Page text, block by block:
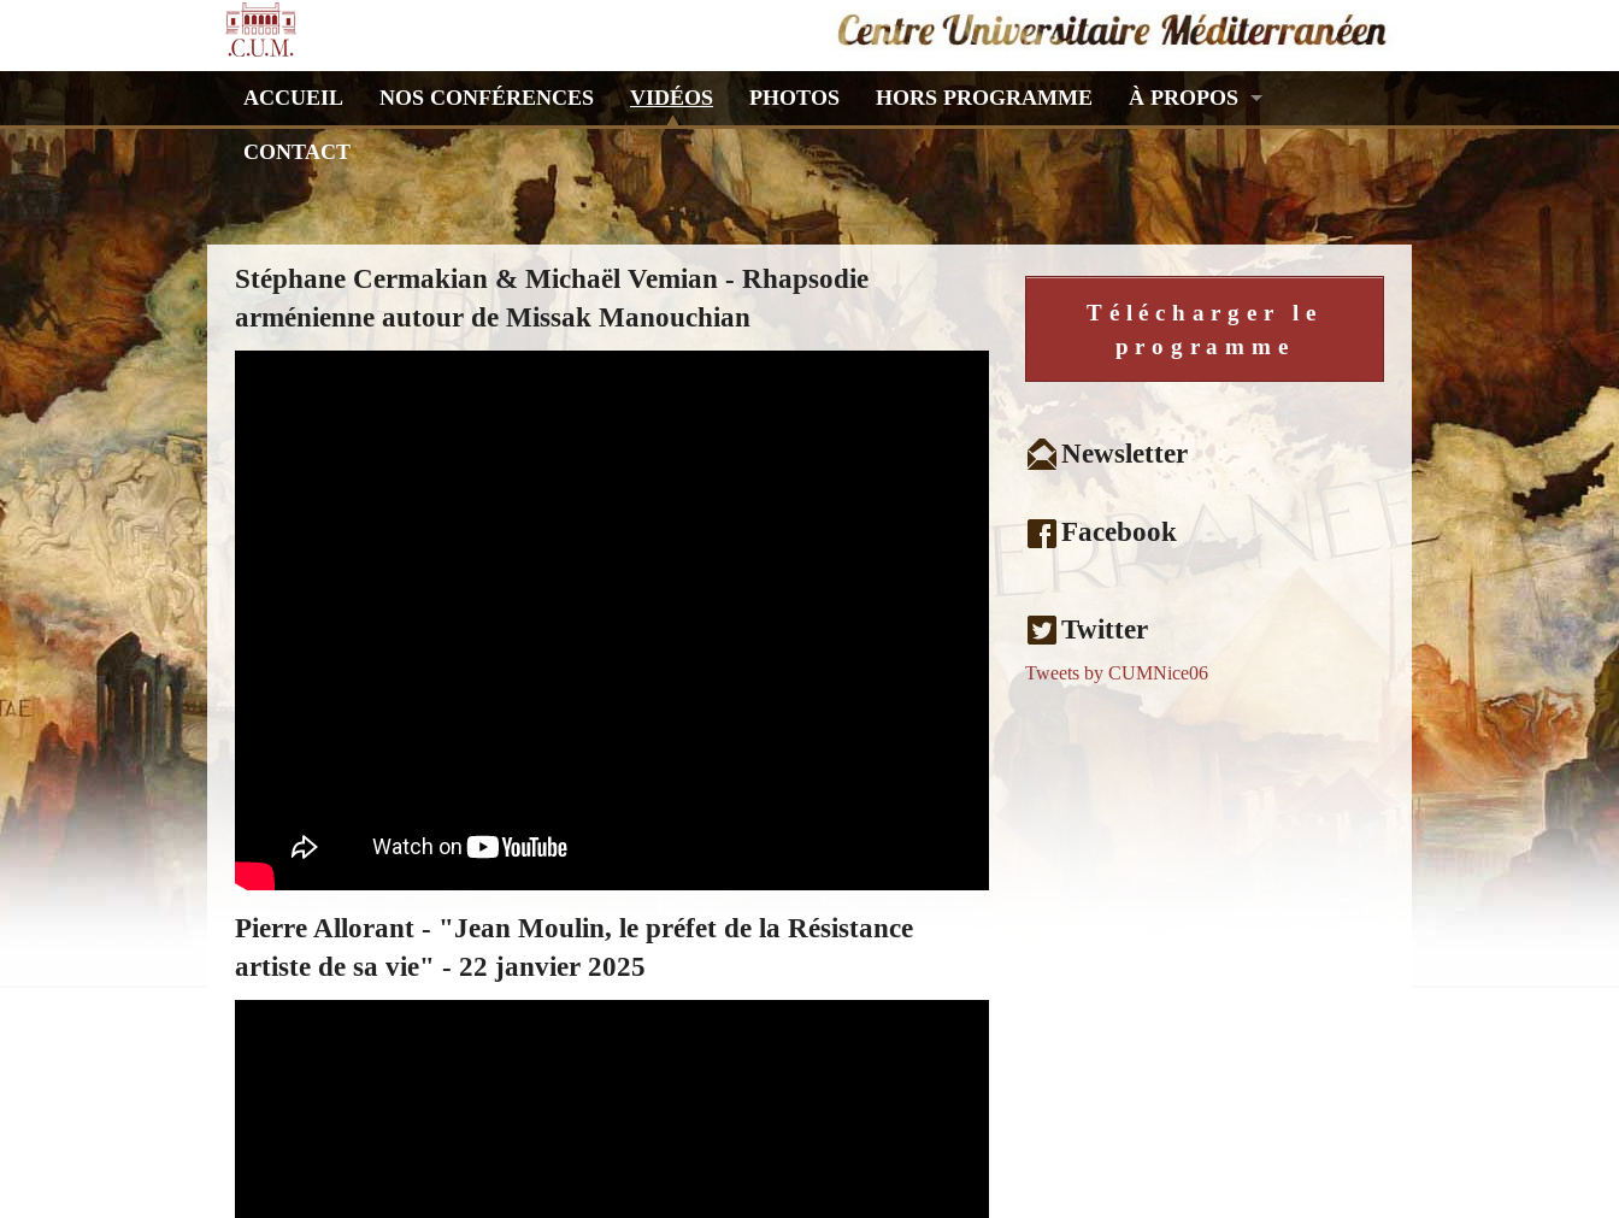
ACCUEIL NOS CONFÉRENCES VIDÉOS PHOTOS HORS PROGRAMME À PROPOS
CONTACT
Stéphane Cermakian & Michaël Vemian - Rhapsodie
arménienne autour de Missak Manouchian
Pierre Allorant - "Jean Moulin, le préfet de la Résistance
artiste de sa vie" - 22 janvier 2025
Télécharger le
programme
Newsletter
Facebook
Twitter
Tweets by CUMNice06